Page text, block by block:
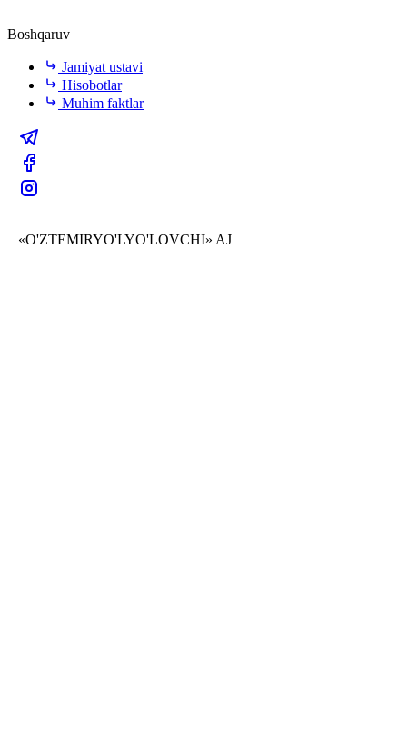
Boshqaruv
Jamiyat ustavi
Hisobotlar
Muhim faktlar
«O'ZTEMIRYO'LYO'LOVCHI» AJ